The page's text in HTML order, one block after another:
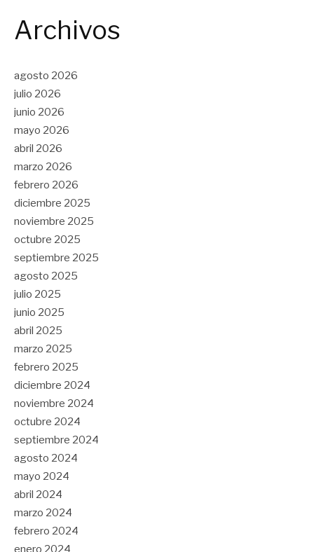
Archivos
agosto 2026
julio 2026
junio 2026
mayo 2026
abril 2026
marzo 2026
febrero 2026
diciembre 2025
noviembre 2025
octubre 2025
septiembre 2025
agosto 2025
julio 2025
junio 2025
abril 2025
marzo 2025
febrero 2025
diciembre 2024
noviembre 2024
octubre 2024
septiembre 2024
agosto 2024
mayo 2024
abril 2024
marzo 2024
febrero 2024
enero 2024